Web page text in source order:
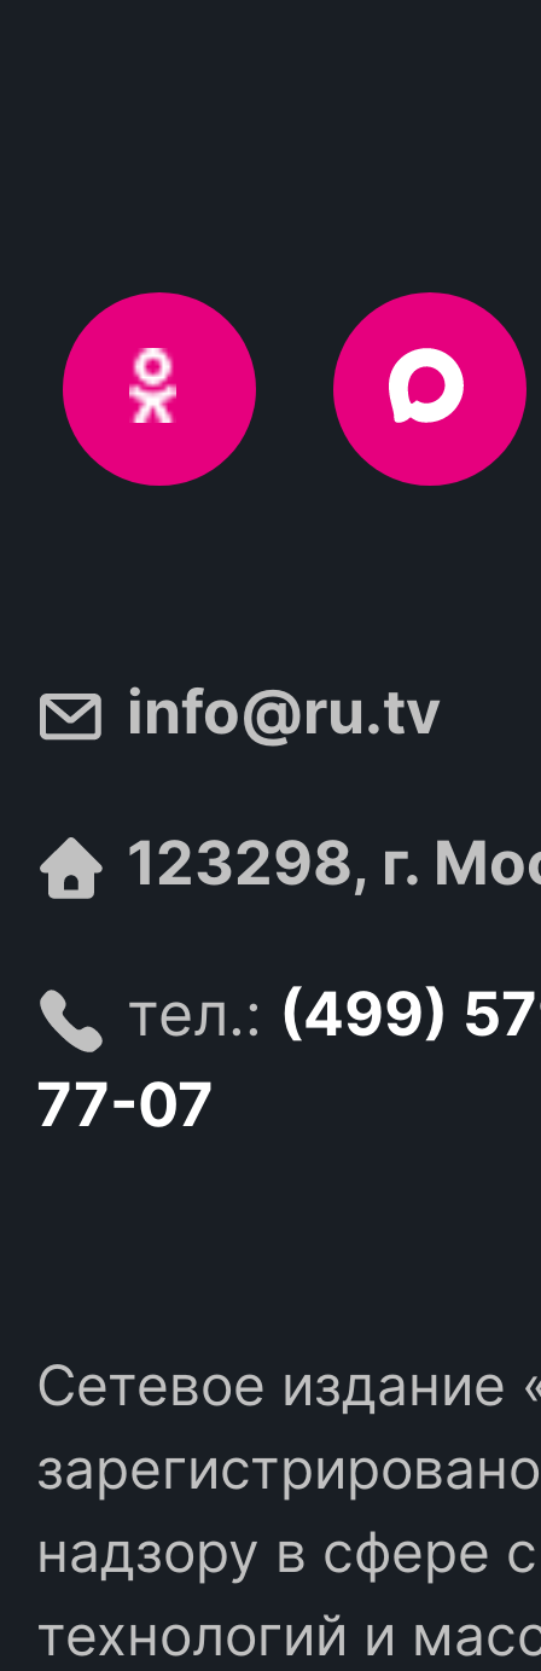
info@ru.tv
123298, г.
тел.: (499)
77-07
Сетевое издание
надзору в сфере
технологий и